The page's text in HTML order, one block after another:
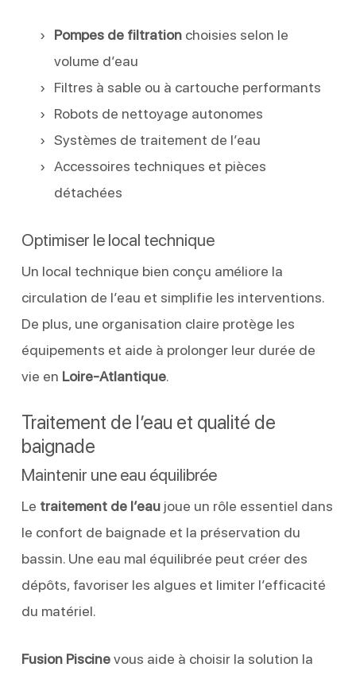
Pompes de filtrationchoisies selon le
volume d’eau
Filtres à sable ou à cartouche performants
Robots de nettoyage autonomes
Systèmes de traitement de l’eau
Accessoires techniques et pièces
détachées
Optimiser le local technique
Un local technique bien conçu améliore la
circulation de l’eau et simplifie les interventions.
De plus, une organisation claire protège les
équipements et aide à prolonger leur durée de
vie en Loire-Atlantique.
Traitement de l’eau et qualité de
baignade
Maintenir une eau équilibrée
Le traitement de l’eaujoue un rôle essentiel dans
le confort de baignade et la préservation du
bassin. Une eau mal équilibrée peut créer des
dépôts, favoriser les algues et limiter l’efficacité
du matériel.
Fusion Piscinevous aide à choisir la solution la